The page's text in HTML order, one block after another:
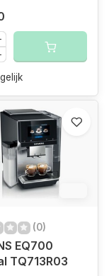
(0)
EQ700
TQ713R03